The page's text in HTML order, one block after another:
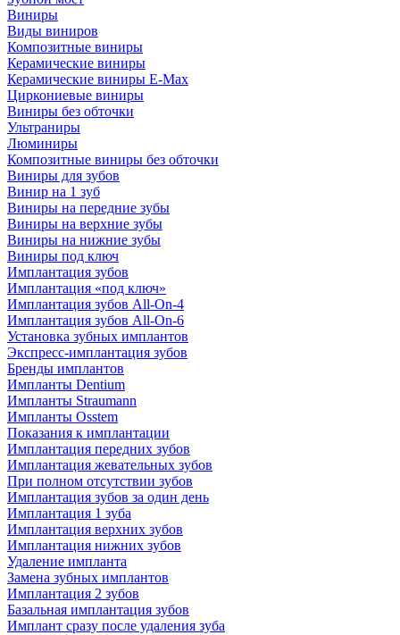
Виниры
Виды виниров
Композитные виниры
Керамические виниры
Керамические виниры E-Max
Циркониевые виниры
Виниры без обточки
Ультраниры
Люминиры
Композитные виниры без обточки
Виниры для зубов
Винир на 1 зуб
Виниры на передние зубы
Виниры на верхние зубы
Виниры на нижние зубы
Виниры под ключ
Имплантация зубов
Имплантация «под ключ»
Имплантация зубов All-On-4
Имплантация зубов All-On-6
Установка зубных имплантов
Экспресс-имплантация зубов
Бренды имплантов
Импланты Dentium
Импланты Straumann
Импланты Osstem
Показания к имплантации
Имплантация передних зубов
Имплантация жевательных зубов
При полном отсутствии зубов
Имплантация зубов за один день
Имплантация 1 зуба
Имплантация верхних зубов
Имплантация нижних зубов
Удаление импланта
Замена зубных имплантов
Имплантация 2 зубов
Базальная имплантация зубов
Имплант сразу после удаления зуба